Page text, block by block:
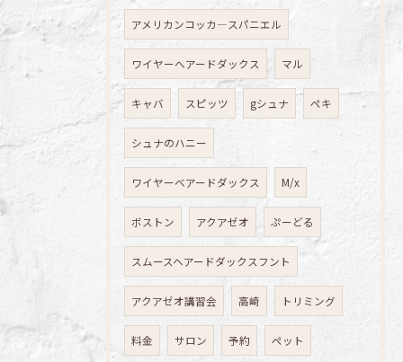
アメリカンコッカ―スパニエル
ワイヤーへアードダックス マル
キャバ スピッツ gシュナ ペキ
シュナのハニー
ワイヤーベアードダックス M/x
ボストン アクアゼオ ぷーどる
スムースヘアードダックスフント
アクアゼオ講習会 高崎 トリミング
料金 サロン 予約 ペット